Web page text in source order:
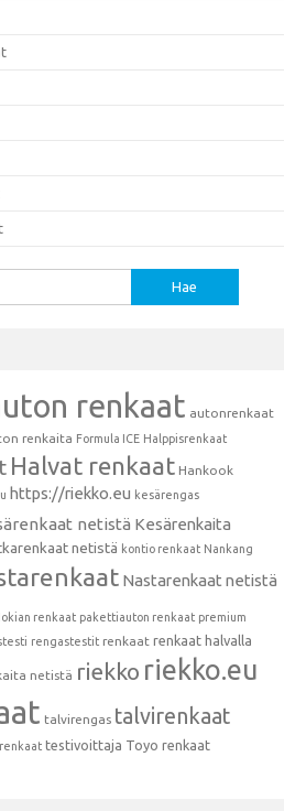
renkaat autonrenkaat
renkaita Formula ICE Halppisrenkaat
Halvat renkaat Hankook
https://riekko.eu kesärengas
netistä Kesärenkaita
netistä kontio renkaat Nankang
Nastarenkaat netistä
renkaat pakettiauton renkaat premium
rengastestit renkaat renkaat halvalla
netistä riekko riekko.eu
talvirengas talvirenkaat
testivoittaja Toyo renkaat